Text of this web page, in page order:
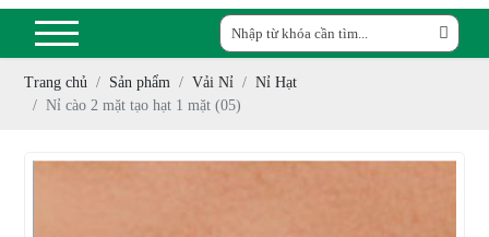
Trang chủ Sản phẩm Vải Nỉ
Nỉ Hạt
Nỉ cào 2 mặt tạo hạt 1 mặt (05)